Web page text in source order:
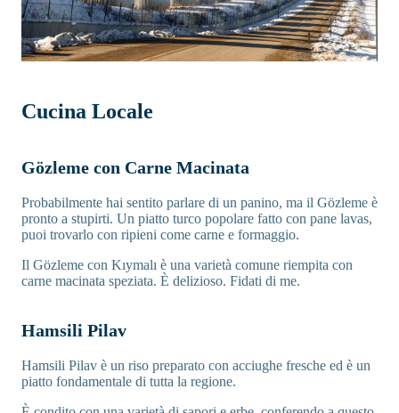
Cucina Locale
Gözleme con Carne Macinata
Probabilmente hai sentito parlare di un panino, ma il Gözleme è
pronto a stupirti. Un piatto turco popolare fatto con pane lavas,
puoi trovarlo con ripieni come carne e formaggio.
Il Gözleme con Kıymalı è una varietà comune riempita con
carne macinata speziata. È delizioso. Fidati di me.
Hamsili Pilav
Hamsili Pilav è un riso preparato con acciughe fresche ed è un
piatto fondamentale di tutta la regione.